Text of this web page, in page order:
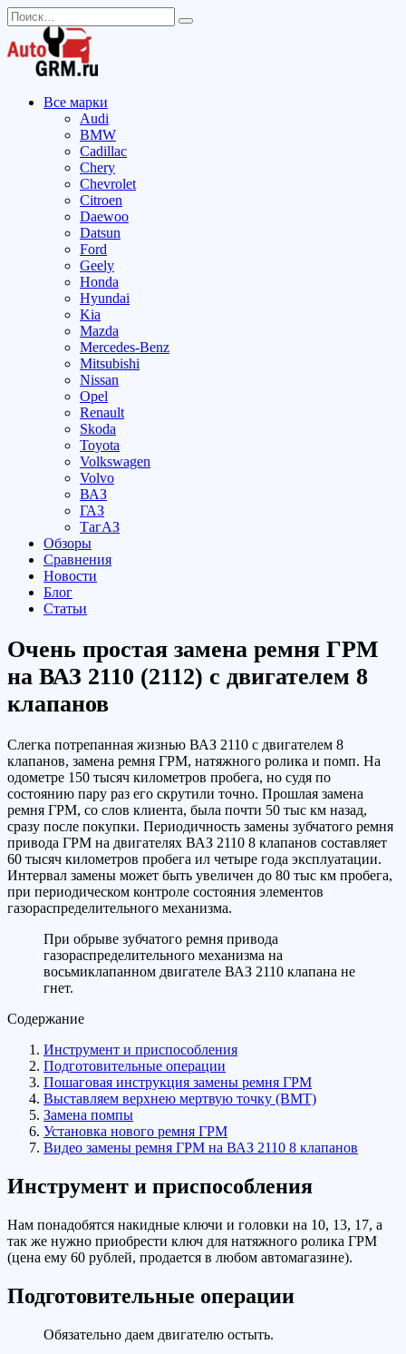
Перейти
к
содержанию
Search
for:
Все марки
Audi
BMW
Cadillac
Chery
Chevrolet
Citroen
Daewoo
Datsun
Ford
Geely
Honda
Hyundai
Kia
Mazda
Mercedes-Benz
Mitsubishi
Nissan
Opel
Renault
Skoda
Toyota
Volkswagen
Volvo
ВАЗ
ГАЗ
ТагАЗ
Обзоры
Сравнения
Новости
Блог
Статьи
Очень простая замена ремня ГРМ
на ВАЗ 2110 (2112) с двигателем 8
клапанов
Слегка потрепанная жизнью ВАЗ 2110 с двигателем 8
клапанов, замена ремня ГРМ, натяжного ролика и помп. На
одометре 150 тысяч километров пробега, но судя по
состоянию пару раз его скрутили точно. Прошлая замена
ремня ГРМ, со слов клиента, была почти 50 тыс км назад,
сразу после покупки. Периодичность замены зубчатого ремня
привода ГРМ на двигателях ВАЗ 2110 8 клапанов составляет
60 тысяч километров пробега ил четыре года эксплуатации.
Интервал замены может быть увеличен до 80 тыс км пробега,
при периодическом контроле состояния элементов
газораспределительного механизма.
При обрыве зубчатого ремня привода
газораспределительного механизма на
восьмиклапанном двигателе ВАЗ 2110 клапана не
гнет.
Содержание
Инструмент и приспособления
Подготовительные операции
Пошаговая инструкция замены ремня ГРМ
Выставляем верхнею мертвую точку (ВМТ)
Замена помпы
Установка нового ремня ГРМ
Видео замены ремня ГРМ на ВАЗ 2110 8 клапанов
Инструмент и приспособления
Нам понадобятся накидные ключи и головки на 10, 13, 17, а
так же нужно приобрести ключ для натяжного ролика ГРМ
(цена ему 60 рублей, продается в любом автомагазине).
Подготовительные операции
Обязательно даем двигателю остыть.